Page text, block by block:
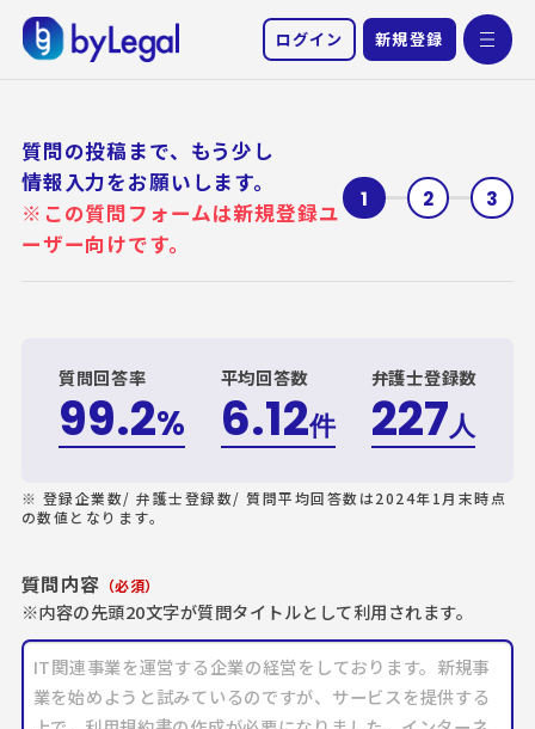
ログイン 新規登録
質問の投稿まで、もう少し
情報入力をお願いします。
※この質問フォームは新規登録ユ
ーザー向けです。
1 2 3
質問内容 （必須）
※内容の先頭20文字が質問タイトルとして利用されます。
質問回答率
99.2%
平均回答数
6.12件
弁護士登録数
227人
※ 登録企業数/ 弁護士登録数/ 質問平均回答数は2024年1月末時点
の数値となります。
topへ戻る
トップページ
機能紹介
導入事例
運営会社
お問い合わせ
Facebook